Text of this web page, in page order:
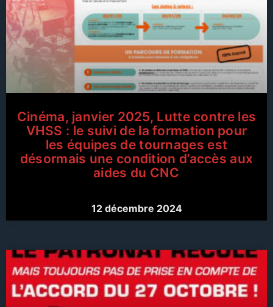
Cinéma, janvier 2025, Lutte contre les
VHSS : le suivi de la formation pour
les équipes de tournages est
désormais une condition d’accès aux
aides du CNC​
12 décembre 2024